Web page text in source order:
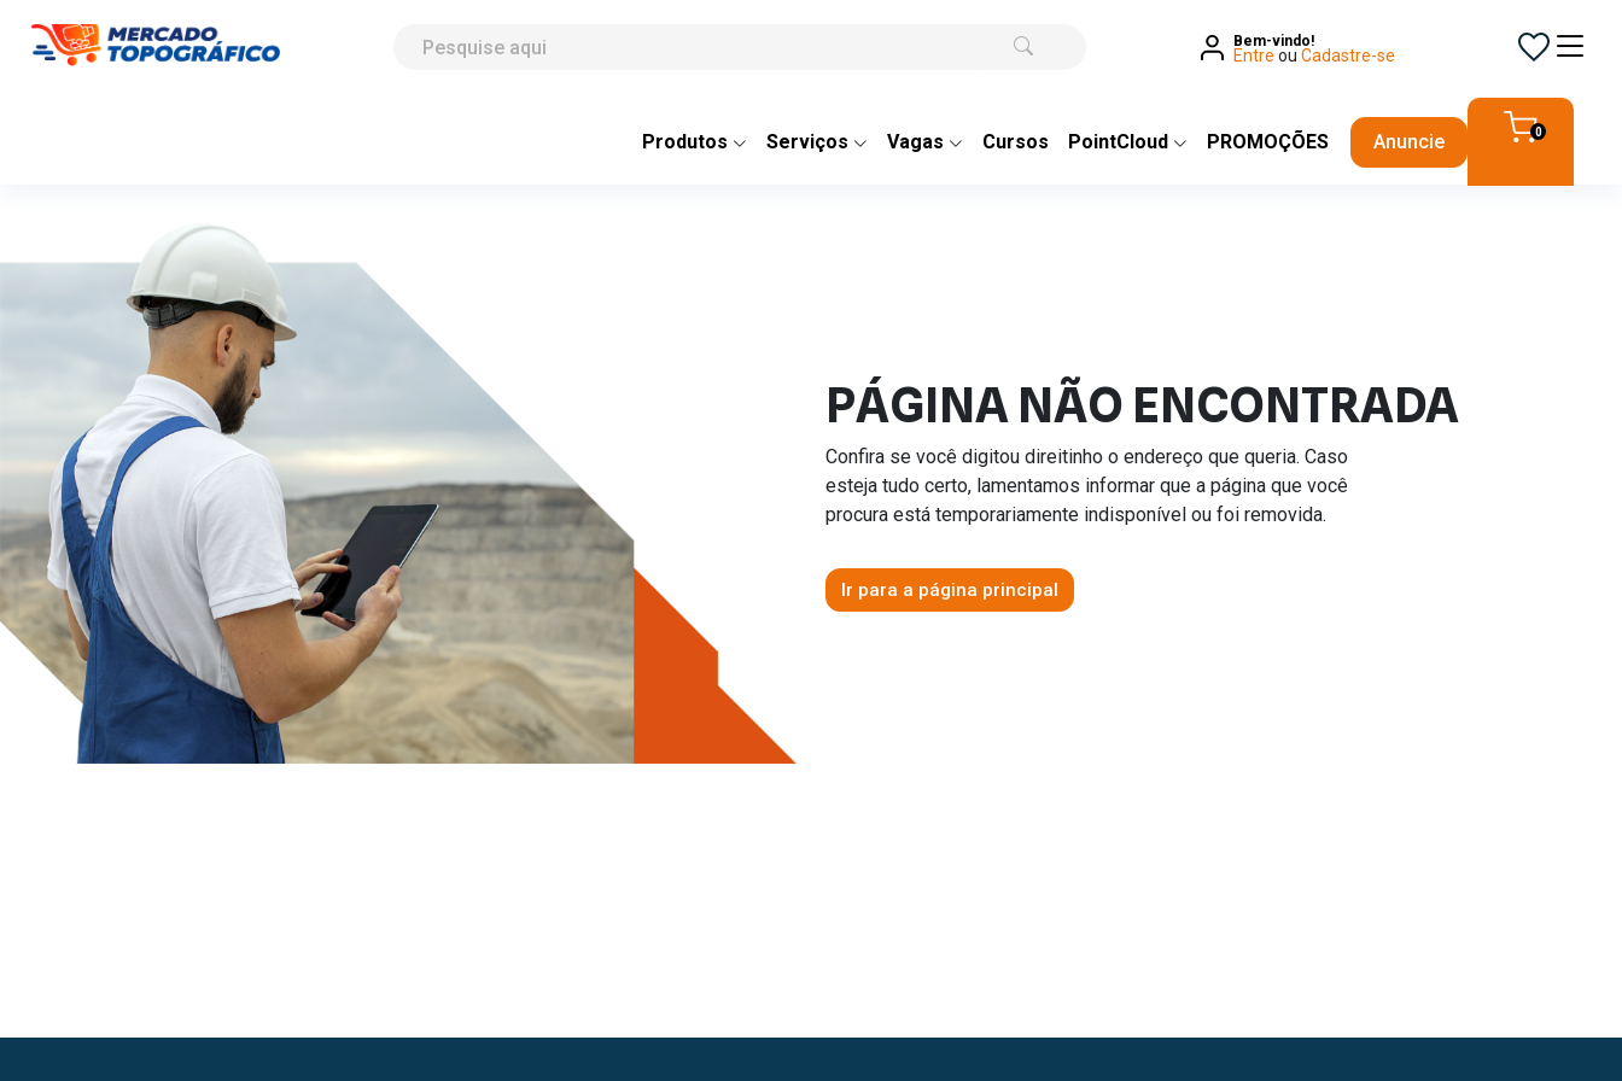
Bem-vindo!
Entre ou Cadastre-se
Produtos Serviços Vagas Cursos PointCloud PROMOÇÕES Anuncie 0
PÁGINA NÃO ENCONTRADA
Confira se você digitou direitinho o endereço que queria. Caso
esteja tudo certo, lamentamos informar que a página que você
procura está temporariamente indisponível ou foi removida.
Ir para a página principal